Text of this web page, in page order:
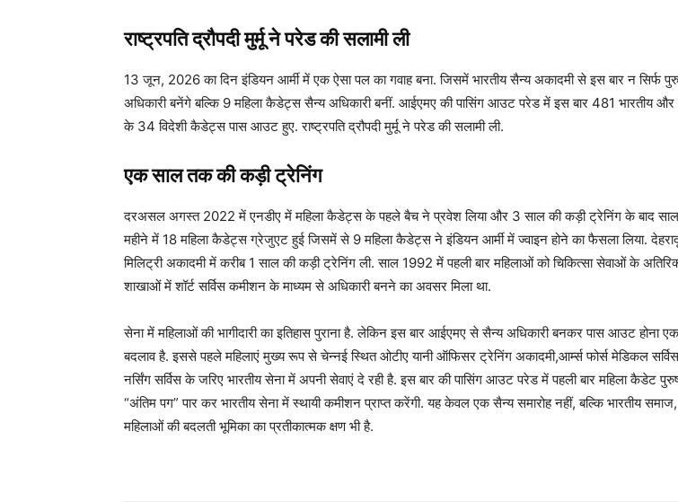
राष्ट्रपति द्रौपदी मुर्मू ने परेड की सलामी ली
13 जून, 2026 का दिन इंडियन आर्मी में एक ऐसा पल का गवाह बना. जिसमें भारतीय सैन्य अकादमी से इस बार न सिर्फ
अधिकारी बनेंगे बल्कि 9 महिला कैडेट्स सैन्य अधिकारी बनीं. आईएमए की पासिंग आउट परेड में इस बार 481 भारतीय और
के 34 विदेशी कैडेट्स पास आउट हुए. राष्ट्रपति द्रौपदी मुर्मू ने परेड की सलामी ली.
एक साल तक की कड़ी ट्रेनिंग
दरअसल अगस्त 2022 में एनडीए में महिला कैडेट्स के पहले बैच ने प्रवेश लिया और 3 साल की कड़ी ट्रेनिंग के बाद
महीने में 18 महिला कैडेट्स ग्रेजुएट हुई जिसमें से 9 महिला कैडेट्स ने इंडियन आर्मी में ज्वाइन होने का फैसला लिया.
मिलिट्री अकादमी में करीब 1 साल की कड़ी ट्रेनिंग ली. साल 1992 में पहली बार महिलाओं को चिकित्सा सेवाओं के
शाखाओं में शॉर्ट सर्विस कमीशन के माध्यम से अधिकारी बनने का अवसर मिला था.
सेना में महिलाओं की भागीदारी का इतिहास पुराना है. लेकिन इस बार आईएमए से सैन्य अधिकारी बनकर पास आउट होना
बदलाव है. इससे पहले महिलाएं मुख्य रूप से चेन्नई स्थित ओटीए यानी ऑफिसर ट्रेनिंग अकादमी,आर्म्स फोर्स मेडिकल
नर्सिंग सर्विस के जरिए भारतीय सेना में अपनी सेवाएं दे रही है. इस बार की पासिंग आउट परेड में पहली बार महिला कैडेट
“अंतिम पग” पार कर भारतीय सेना में स्थायी कमीशन प्राप्त करेंगी. यह केवल एक सैन्य समारोह नहीं, बल्कि भारतीय
महिलाओं की बदलती भूमिका का प्रतीकात्मक क्षण भी है.